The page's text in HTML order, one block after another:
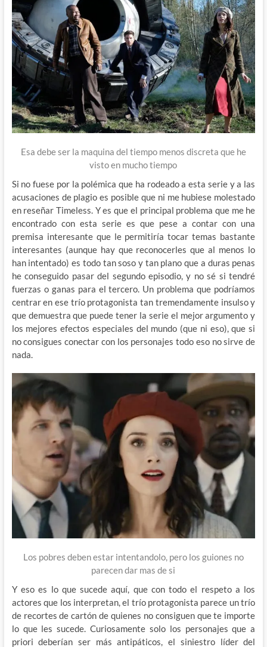
Esa debe ser la maquina del tiempo menos discreta que he
visto en mucho tiempo
Si no fuese por la polémica que ha rodeado a esta serie y a las
acusaciones de plagio es posible que ni me hubiese molestado
en reseñar Timeless. Y es que el principal problema que me he
encontrado con esta serie es que pese a contar con una
premisa interesante que le permitiría tocar temas bastante
interesantes (aunque hay que reconocerles que al menos lo
han intentado) es todo tan soso y tan plano que a duras penas
he conseguido pasar del segundo episodio, y no sé si tendré
fuerzas o ganas para el tercero. Un problema que podríamos
centrar en ese trío protagonista tan tremendamente insulso y
que demuestra que puede tener la serie el mejor argumento y
los mejores efectos especiales del mundo (que ni eso), que si
no consigues conectar con los personajes todo eso no sirve de
nada.
Los pobres deben estar intentandolo, pero los guiones no
parecen dar mas de si
Y eso es lo que sucede aquí, que con todo el respeto a los
actores que los interpretan, el trío protagonista parece un trío
de recortes de cartón de quienes no consiguen que te importe
lo que les sucede. Curiosamente solo los personajes que a
priori deberían ser más antipáticos, el siniestro líder del